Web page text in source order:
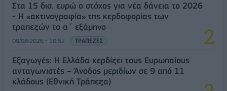
Στα 15 δισ. ευρώ ο στόχος για νέα δάνεια το 2026
- Η «ακτινογραφία» της κερδοφορίας των
τραπεζών το α΄ εξάμηνο
09/08/2026 - 10:52 ΤΡΑΠΕΖΕΣ
Εξαγωγές: Η Ελλάδα κερδίζει τους Ευρωπαίους
ανταγωνιστές – Άνοδος μεριδίων σε 9 από 11
κλάδους (Εθνική Τράπεζα)